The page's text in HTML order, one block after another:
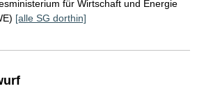
für Wirtschaft und Energie
[alle SG dorthin]